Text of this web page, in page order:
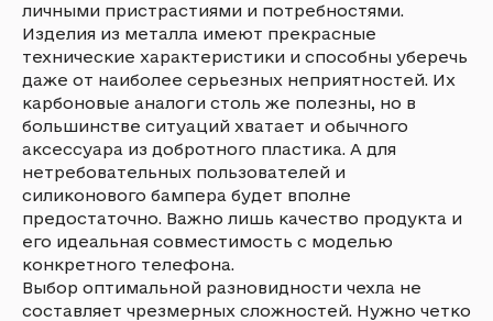
личными пристрастиями и потребностями.
Изделия из металла имеют прекрасные
технические характеристики и способны уберечь
даже от наиболее серьезных неприятностей. Их
карбоновые аналоги столь же полезны, но в
большинстве ситуаций хватает и обычного
аксессуара из добротного пластика. А для
нетребовательных пользователей и
силиконового бампера будет вполне
предостаточно. Важно лишь качество продукта и
его идеальная совместимость с моделью
конкретного телефона.
Выбор оптимальной разновидности чехла не
составляет чрезмерных сложностей. Нужно четко